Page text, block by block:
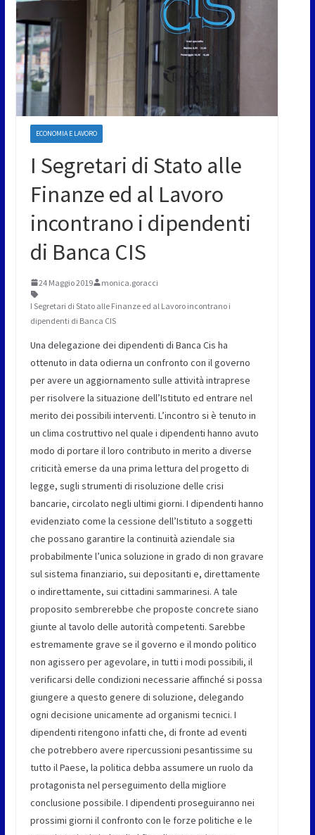
ECONOMIA E LAVORO
I Segretari di Stato alle
Finanze ed al Lavoro
incontrano i dipendenti
di Banca CIS
24 Maggio 2019 monica.goracci
I Segretari di Stato alle Finanze ed al Lavoro incontrano i
dipendenti di Banca CIS
Una delegazione dei dipendenti di Banca Cis ha
ottenuto in data odierna un confronto con il governo
per avere un aggiornamento sulle attività intraprese
per risolvere la situazione dell’Istituto ed entrare nel
merito dei possibili interventi. L’incontro si è tenuto in
un clima costruttivo nel quale i dipendenti hanno avuto
modo di portare il loro contributo in merito a diverse
criticità emerse da una prima lettura del progetto di
legge, sugli strumenti di risoluzione delle crisi
bancarie, circolato negli ultimi giorni. I dipendenti hanno
evidenziato come la cessione dell’Istituto a soggetti
che possano garantire la continuità aziendale sia
probabilmente l’unica soluzione in grado di non gravare
sul sistema finanziario, sui depositanti e, direttamente
o indirettamente, sui cittadini sammarinesi. A tale
proposito sembrerebbe che proposte concrete siano
giunte al tavolo delle autorità competenti. Sarebbe
estremamente grave se il governo e il mondo politico
non agissero per agevolare, in tutti i modi possibili, il
verificarsi delle condizioni necessarie affinché si possa
giungere a questo genere di soluzione, delegando
ogni decisione unicamente ad organismi tecnici. I
dipendenti ritengono infatti che, di fronte ad eventi
che potrebbero avere ripercussioni pesantissime su
tutto il Paese, la politica debba assumere un ruolo da
protagonista nel perseguimento della migliore
conclusione possibile. I dipendenti proseguiranno nei
prossimi giorni il confronto con le forze politiche e le